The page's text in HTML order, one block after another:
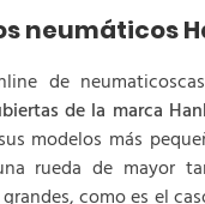
neumáticos
de
de la marca
modelos más
rueda de mayor
como es el